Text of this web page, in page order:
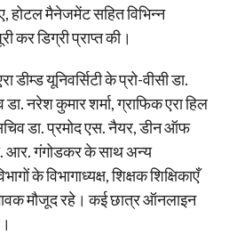
होटल मैनेजमेंट सहित विभिन्न
कर डिग्री प्राप्त की।
डीम्ड यूनिवर्सिटी के प्रो-वीसी डा.
नरेश कुमार शर्मा, ग्राफिक एरा हिल
डा. प्रमोद एस. नैयर, डीन ऑफ
आर. गंगोडकर के साथ अन्य
के विभागाध्यक्ष, शिक्षक शिक्षिकाएँ
मौजूद रहे। कई छात्र ऑनलाइन